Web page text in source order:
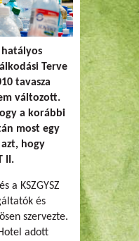
Terve
tavasza
változott.
a korábbi
most egy
hogy
II.
a KSZGYSZ
és
szervezte.
adott